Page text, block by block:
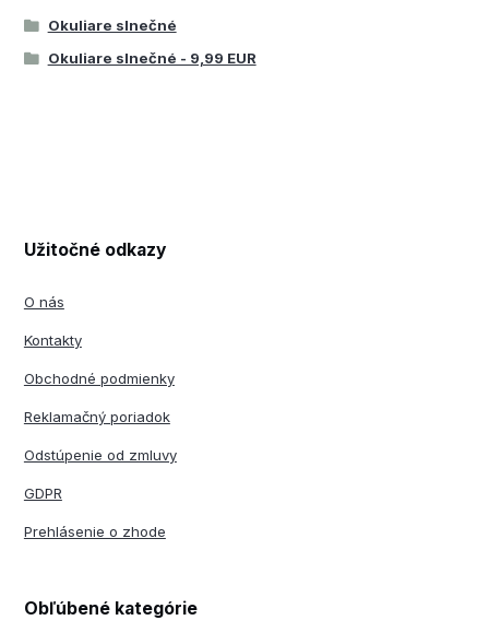
Okuliare slnečné
Okuliare slnečné - 9,99 EUR
Užitočné odkazy
O nás
Kontakty
Obchodné podmienky
Reklamačný poriadok
Odstúpenie od zmluvy
GDPR
Prehlásenie o zhode
Obľúbené kategórie